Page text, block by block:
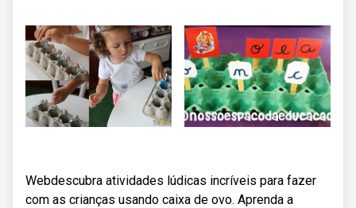
Webdescubra atividades lúdicas incríveis para fazer
com as crianças usando caixa de ovo. Aprenda a